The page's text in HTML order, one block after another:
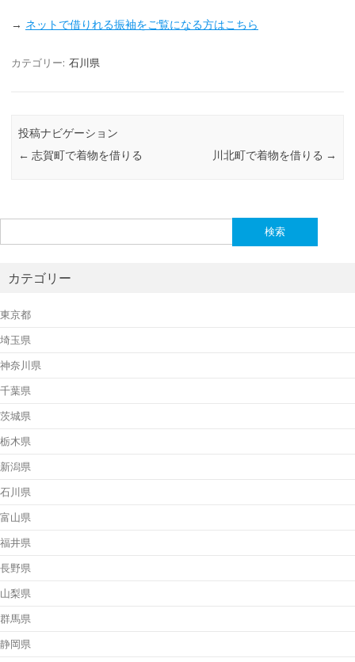
→ ネットで借りれる振袖をご覧になる方はこちら
カテゴリー: 石川県
投稿ナビゲーション
← 志賀町で着物を借りる 川北町で着物を借りる →
索:
カテゴリー
東京都
埼玉県
神奈川県
千葉県
茨城県
栃木県
新潟県
石川県
富山県
福井県
長野県
山梨県
群馬県
静岡県